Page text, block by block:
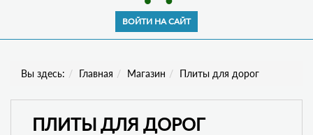
Вы здесь: Главная Магазин Плиты для дорог
ПЛИТЫ ДЛЯ ДОРОГ